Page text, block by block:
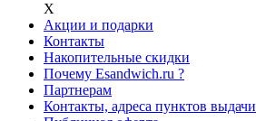
Х
Акции и подарки
Контакты
Накопительные скидки
Почему Esandwich.ru ?
Партнерам
Контакты, адреса пунктов выдачи